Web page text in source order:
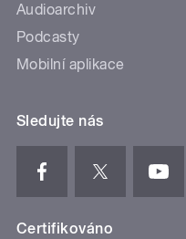
Audioarchiv
Podcasty
Mobilní aplikace
Sledujte nás
Certifikováno